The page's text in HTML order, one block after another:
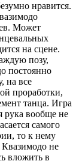
нравится.
Может
на сцене.
позу,
постоянно
на все
проработки,
танца. Игра
рука вообще не
самого
то к нему
Квазимодо не
вложить в